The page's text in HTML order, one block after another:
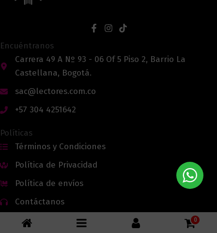
Encuéntranos
Carrera 49 A Nº 93 - 06 Of 5 Piso 2, Barrio La
Castellana, Bogotá.
sac@lectores.com.co
+57 304 4251642
Políticas
Términos y Condiciones
Política de Privacidad
Política de envíos
Contáctanos
0